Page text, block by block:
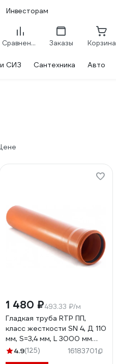
Инвесторам
Сравнение Заказы Корзина
СИЗ Сантехника Авто
1 480 ₽493.33 ₽/м
Гладкая труба RTP ПП,
класс жесткости SN 4, Д 110
мм, S=3,4 мм, L 3000 мм
11212
4.9(125) 16183701